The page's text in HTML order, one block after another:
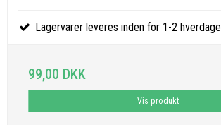
Lagervarer leveres inden for 1-2 hverdage
99,00 DKK
Vis produkt